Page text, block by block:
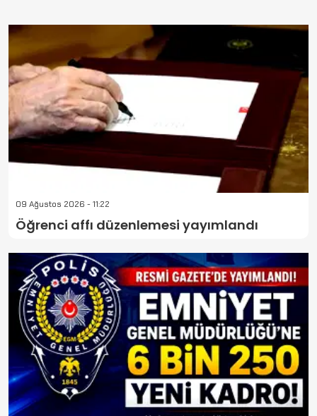
09 Ağustos 2026 - 11:22
Öğrenci affı düzenlemesi yayımlandı